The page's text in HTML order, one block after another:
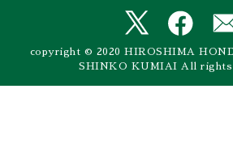
copyright © 2020 HIROSHIMA
SHINKO KUMIAI All rights